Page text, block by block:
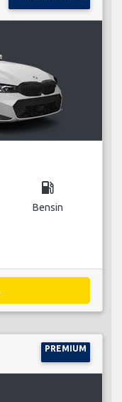
local_gas_station
Bensin
PREMIUM